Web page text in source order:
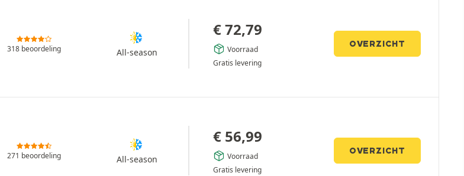
318 beoordeling All-season
€72,79
Voorraad
Gratis levering
OVERZICHT
271 beoordeling All-season
€ 56,99
Voorraad
Gratis levering
OVERZICHT